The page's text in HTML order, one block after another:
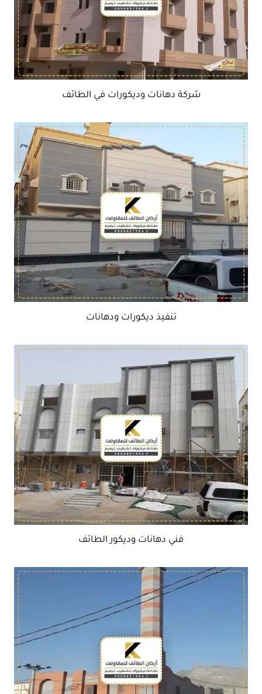
شركة دهانات وديكورات في الطائف
تنفيذ ديكورات ودهانات
فني دهانات وديكور الطائف